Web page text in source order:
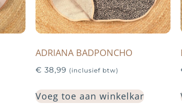
ADRIANA BADPONCHO
€ 38,99 (inclusief btw)
Voeg toe aan winkelkar